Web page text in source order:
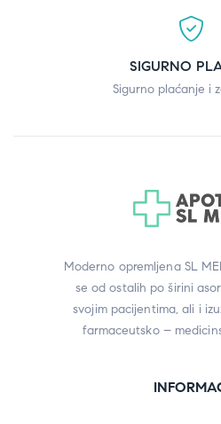
SIGURNO
Sigurno plaćanje i
Moderno opremljena SL
se od ostalih po širini
svojim pacijentima, ali i
farmaceutsko –